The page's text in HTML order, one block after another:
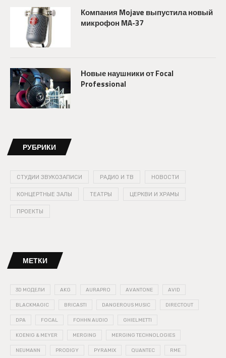
Компания Mojave выпустила новый
микрофон MA-37
Новые наушники от Focal
Professional
РУБРИКИ
СТУДИИ ЗВУКОЗАПИСИ РАДИО И ТВ НОВОСТИ
КОНЦЕРТНЫЕ ЗАЛЫ ТЕАТРЫ ЦЕРКВИ И ХРАМЫ
ПРОЕКТЫ
МЕТКИ
3D МОДЕЛИ AKG AURAPRO AVANTONE AVID
BLACKMAGIC BRICASTI DANGEROUS MUSIC DIRECTOUT
DPA FOCAL FOHHN AUDIO GHIELMETTI
KOENIG & MEYER MERGING MERGING TECHNOLOGIES
NEUMANN PRODIGY PYRAMIX QUANTEC RME